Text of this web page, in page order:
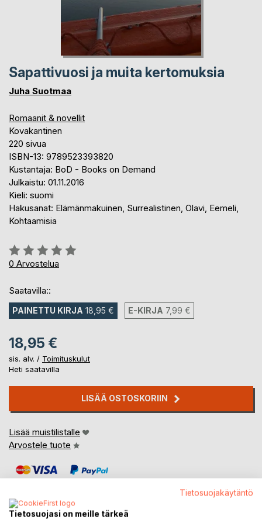
Sapattivuosi ja muita kertomuksia
Juha Suotmaa
Romaanit & novellit
Kovakantinen
220 sivua
ISBN-13: 9789523393820
Kustantaja: BoD - Books on Demand
Julkaistu: 01.11.2016
Kieli: suomi
Hakusanat: Elämänmakuinen, Surrealistinen, Olavi, Eemeli,
Kohtaamisia
Arvostelu::
0%
0 Arvostelua
Saatavilla::
PAINETTU KIRJA 18,95 € E-KIRJA 7,99 €
18,95 €
sis. alv. / Toimituskulut
Heti saatavilla
LISÄÄ OSTOSKORIIN
Lisää muistilistalle
Arvostele tuote
Tietosuojakäytäntö
Tietosuojasi on meille tärkeä